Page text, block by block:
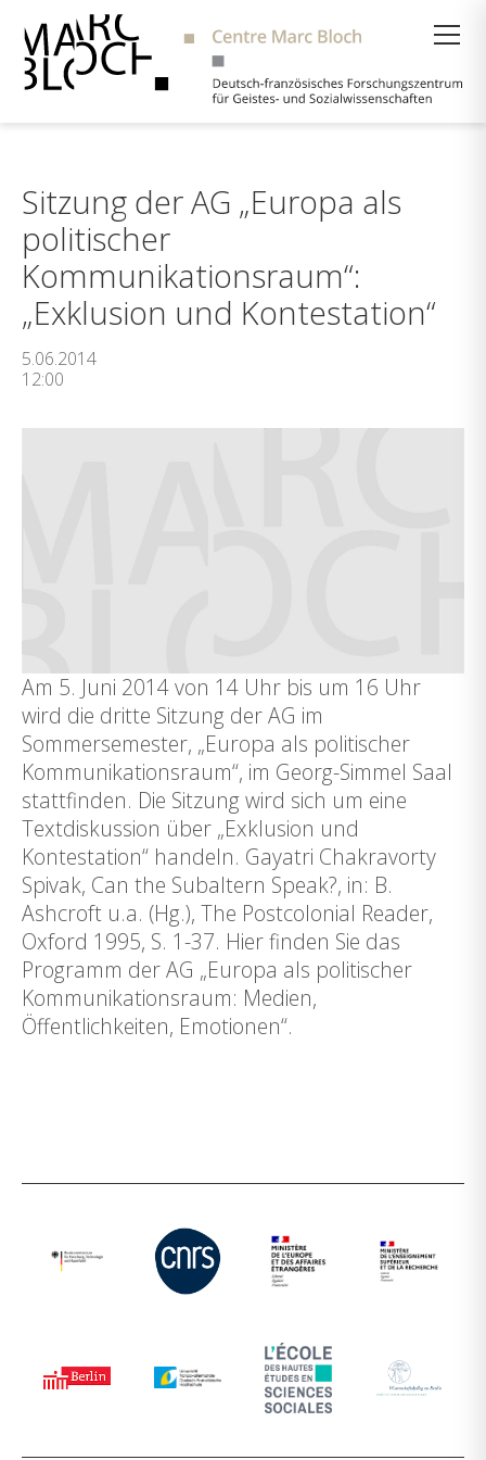
Sitzung der AG „Europa als
politischer
Kommunikationsraum“:
„Exklusion und Kontestation“
5.06.2014
12:00
Am 5. Juni 2014 von 14 Uhr bis um 16 Uhr
wird die dritte Sitzung der AG im
Sommersemester, „Europa als politischer
Kommunikationsraum“, im Georg-Simmel Saal
stattfinden. Die Sitzung wird sich um eine
Textdiskussion über „Exklusion und
Kontestation“ handeln. Gayatri Chakravorty
Spivak, Can the Subaltern Speak?, in: B.
Ashcroft u.a. (Hg.), The Postcolonial Reader,
Oxford 1995, S. 1-37. Hier finden Sie das
Programm der AG „Europa als politischer
Kommunikationsraum: Medien,
Öffentlichkeiten, Emotionen“.